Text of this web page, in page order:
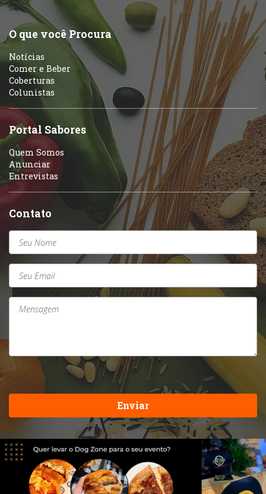
Pizzarias
Portuguesa
Self-service
Sobremesas e sorvetes
Sobremesas e sorvetes
Variados
O que você Procura
Notícias
Comer e Beber
Coberturas
Colunistas
Portal Sabores
Quem Somos
Anunciar
Entrevistas
Contato
Enviar